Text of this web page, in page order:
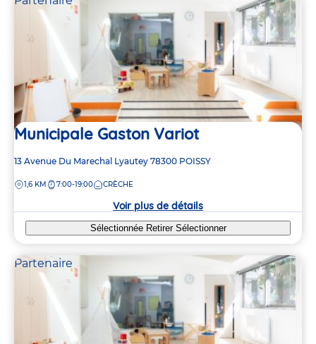
Municipale Gaston Variot
Adresse
la
13 Avenue Du Marechal Lyautey 78300 POISSY
DISTANCE
1,6 KM 7:00-19:00 CRÈCHE
Voir plus de détails
Sélectionnée Retirer Sélectionner
Partenaire